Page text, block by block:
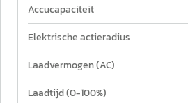
Accucapaciteit
Elektrische actieradius
Laadvermogen (AC)
Laadtijd (0-100%)